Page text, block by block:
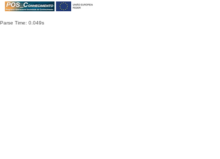
Parse Time: 0.049s